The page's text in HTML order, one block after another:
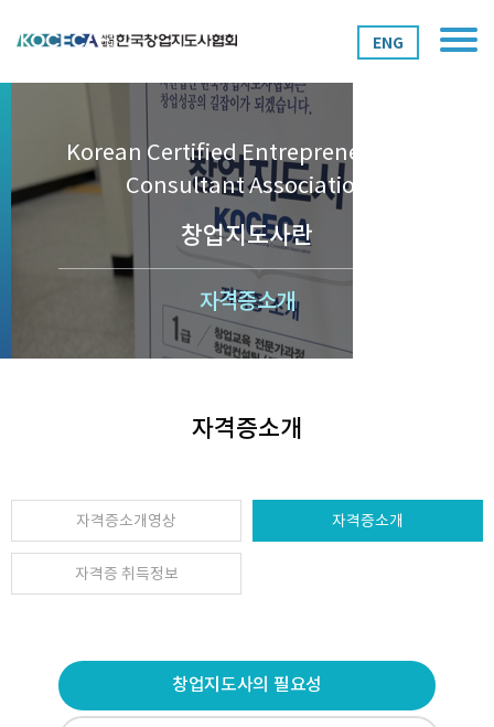
ENG
Korean Certified Entrepreneurship
Consultant Association
창업지도사란
자격증소개
자격증소개
자격증소개영상 자격증소개
자격증 취득정보
창업지도사의 필요성